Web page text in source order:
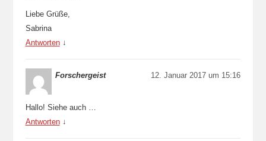
Liebe Grüße,
Sabrina
Antworten ↓
Forschergeist 12. Januar 2017 um 15:16
Hallo! Siehe auch …
Antworten ↓